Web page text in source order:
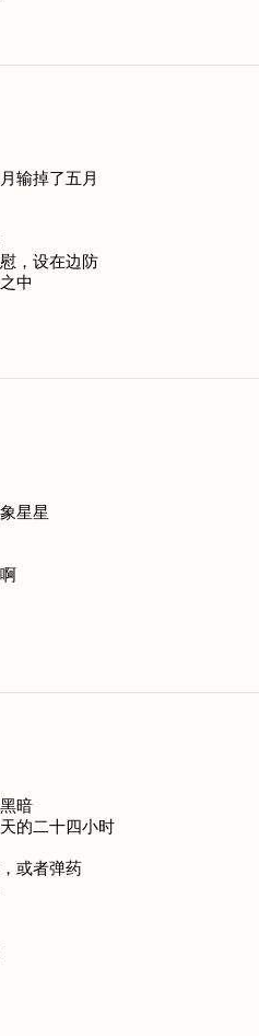
输掉了五月
，设在边防
中
星星
暗
的二十四小时
或者弹药